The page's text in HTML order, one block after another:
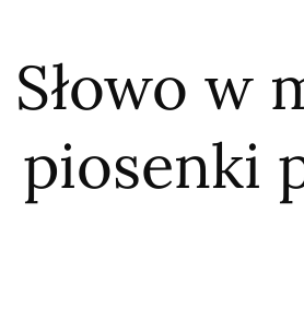
Słowo w
piosenki